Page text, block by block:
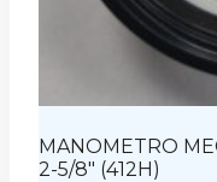
MANOMETRO
2-5/8″ (412H)